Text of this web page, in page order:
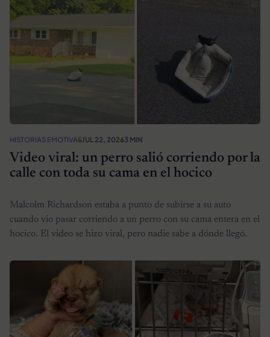
HISTORIAS EMOTIVASJUL 22, 20263 MIN
Video viral: un perro salió corriendo por la
calle con toda su cama en el hocico
Malcolm Richardson estaba a punto de subirse a su auto
cuando vio pasar corriendo a un perro con su cama entera en el
hocico. El video se hizo viral, pero nadie sabe a dónde llegó.